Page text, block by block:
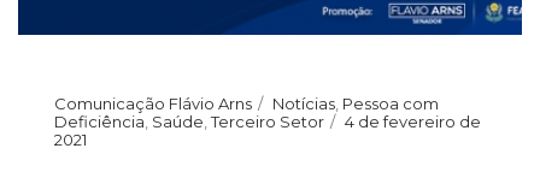
Comunicação Flávio Arns Notícias Pessoa com
Deficiência Saúde ,Terceiro Setor
4 de fevereiro de
2021